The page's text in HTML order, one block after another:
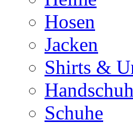
Hosen
Jacken
Shirts &
Schuhe